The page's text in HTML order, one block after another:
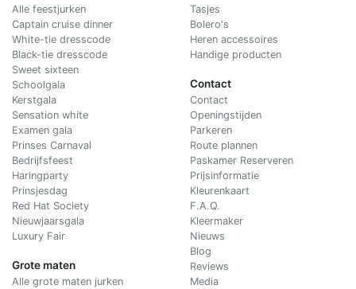
Alle feestjurken
Captain cruise dinner
White-tie dresscode
Black-tie dresscode
Sweet sixteen
Schoolgala
Kerstgala
Sensation white
Examen gala
Prinses Carnaval
Bedrijfsfeest
Haringparty
Prinsjesdag
Red Hat Society
Nieuwjaarsgala
Luxury Fair
Grote maten
Alle grote maten jurken
Tasjes
Bolero's
Heren accessoires
Handige producten
Contact
Contact
Openingstijden
Parkeren
Route plannen
Paskamer Reserveren
Prijsinformatie
Kleurenkaart
F.A.Q.
Kleermaker
Nieuws
Blog
Reviews
Media